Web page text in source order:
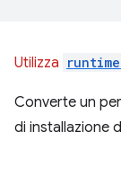
Utilizza
Converte un
di installazione